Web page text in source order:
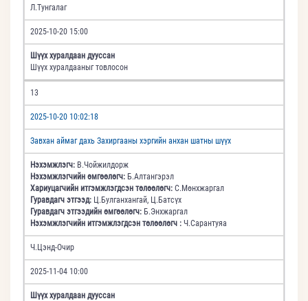
Л.Тунгалаг
2025-10-20 15:00
Шүүх хуралдаан дууссан
Шүүх хуралдааныг товлосон
13
2025-10-20 10:02:18
Завхан аймаг дахь Захиргааны хэргийн анхан шатны шүүх
Нэхэмжлэгч: В.Чойжилдорж
Нэхэмжлэгчийн өмгөөлөгч: Б.Алтангэрэл
Хариуцагчийн итгэмжлэгдсэн төлөөлөгч: С.Мөнхжаргал
Гуравдагч этгээд: Ц.Булганхангай, Ц.Батсүх
Гуравдагч этгээдийн өмгөөлөгч: Б.Энхжаргал
Нэхэмжлэгчийн итгэмжлэгдсэн төлөөлөгч : Ч.Сарантуяа
Ч.Цэнд-Очир
2025-11-04 10:00
Шүүх хуралдаан дууссан